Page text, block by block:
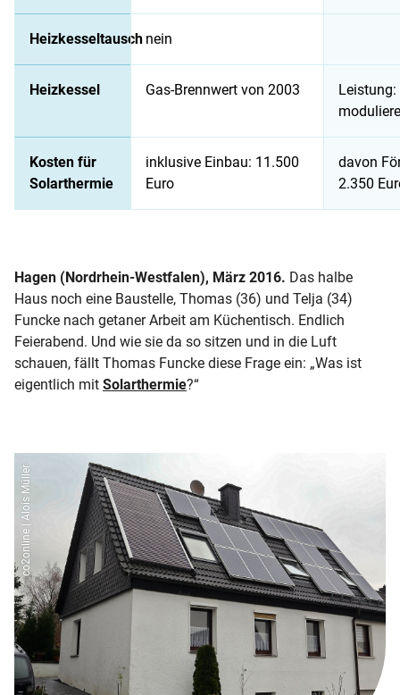
Heizkesseltausch nein
Heizkessel Gas-Brennwert von 2003
Leistung:
Kosten für
Solarthermie
inklusive Einbau: 11.500
Euro
davon
2.350
Hagen (Nordrhein-Westfalen), März 2016. Das halbe
Haus noch eine Baustelle, Thomas (36) und Telja (34)
Funcke nach getaner Arbeit am Küchentisch. Endlich
Feierabend. Und wie sie da so sitzen und in die Luft
schauen, fällt Thomas Funcke diese Frage ein: „Was ist
eigentlich mit Solarthermie?“
co2online | Alois Müller